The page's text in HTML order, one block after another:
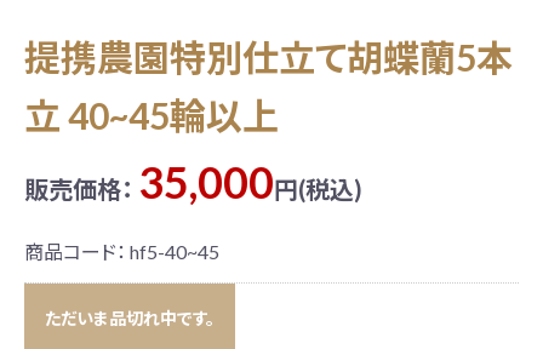
提携農園特別仕立て胡蝶蘭5本
立 40~45輪以上
販売価格： 35,000円(税込)
商品コード： hf5-40~45
ただいま品切れ中です。